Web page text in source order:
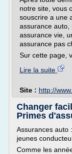
notre site, vous
souscrire a une
assurance auto,
assurance vie,
assurance pas
Sur cette page,
Lire la suite
Site : http://
Changer
Primes
Assurances auto
jeunes
Comme les